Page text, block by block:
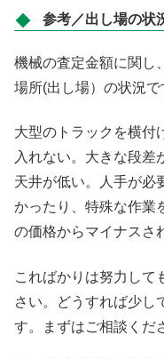
参考／出し場の状
機械の査定金額に関し
場所(出し場）の状況で
大型のトラックを横付
入れない。大きな段差
天井が低い。人手が必
かったり、特殊な作業
の価格からマイナスさ
こればかりは努力して
さい。どうすれば少し
す。まずはご相談くだ